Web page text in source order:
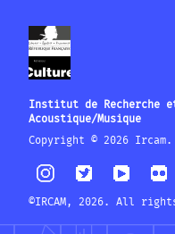
Institut de Recherche
Acoustique/Musique
Copyright © 2026
©IRCAM, 2026. All